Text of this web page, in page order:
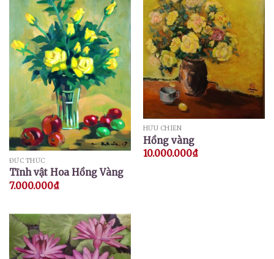
ĐỨC THỨC
Tĩnh vật Hoa Hồng Vàng
7.000.000₫
HỮU CHIẾN
Hồng vàng
10.000.000₫